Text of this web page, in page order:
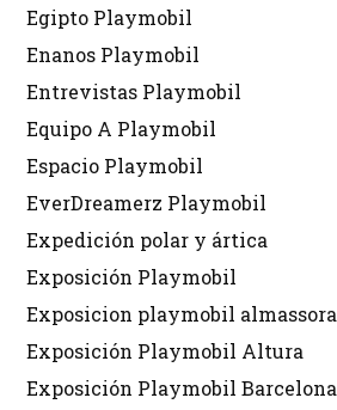
Egipto Playmobil
Enanos Playmobil
Entrevistas Playmobil
Equipo A Playmobil
Espacio Playmobil
EverDreamerz Playmobil
Expedición polar y ártica
Exposición Playmobil
Exposicion playmobil almassora
Exposición Playmobil Altura
Exposición Playmobil Barcelona